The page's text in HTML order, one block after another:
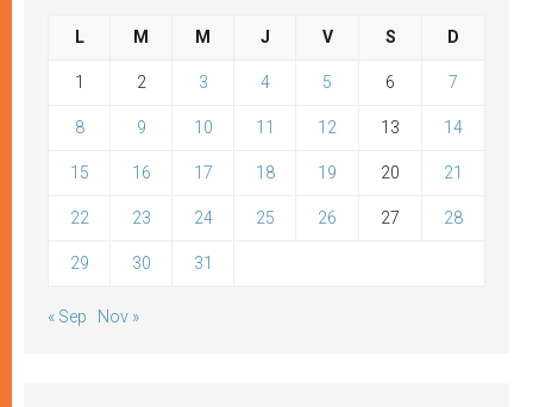
L M M J V S D
1 2 3 4 5 6 7
8 9 10 11 12 13 14
15 16 17 18 19 20 21
22 23 24 25 26 27 28
29 30 31
« Sep Nov »